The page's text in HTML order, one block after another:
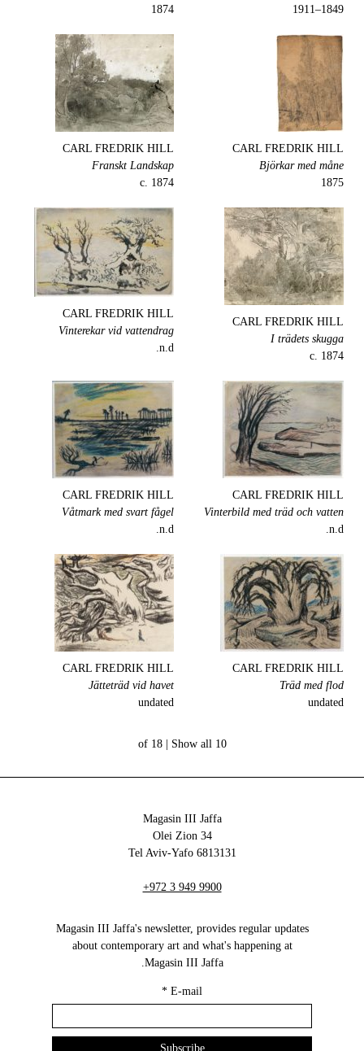
1849–1911
1874
CARL FREDRIK HILL
Björkar med måne
1875
CARL FREDRIK HILL
Franskt Landskap
c. 1874
CARL FREDRIK HILL
I trädets skugga
c. 1874
CARL FREDRIK HILL
Vinterekar vid vattendrag
n.d.
CARL FREDRIK HILL
Vinterbild med träd och vatten
n.d.
CARL FREDRIK HILL
Våtmark med svart fågel
n.d.
CARL FREDRIK HILL
Träd med flod
undated
CARL FREDRIK HILL
Jätteträd vid havet
undated
10 of 18 |
Show all
Magasin III Jaffa
34 Olei Zion
6813131 Tel Aviv-Yafo
+972 3 949 9900
Magasin III Jaffa's newsletter, provides regular updates
about contemporary art and what's happening at
Magasin III Jaffa.
E-mail
*